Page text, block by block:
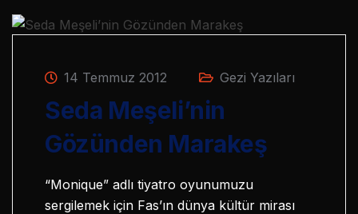
14 Temmuz 2012 Gezi Yazıları
Seda Meşeli’nin
Gözünden Marakeş
“Monique” adlı tiyatro oyunumuzu
sergilemek için Fas’ın dünya kültür mirası